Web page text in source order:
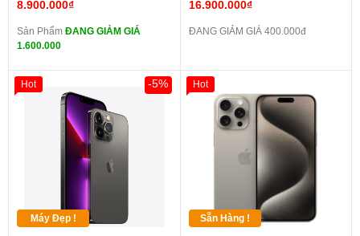
8.900.000₫
Sản Phẩm ĐANG GIẢM GIÁ
1.600.000
16.900.000₫
ĐANG GIẢM GIÁ 400.000đ
Máy Đẹp !
-5%
Hot
Sẵn Hàng !
Hot